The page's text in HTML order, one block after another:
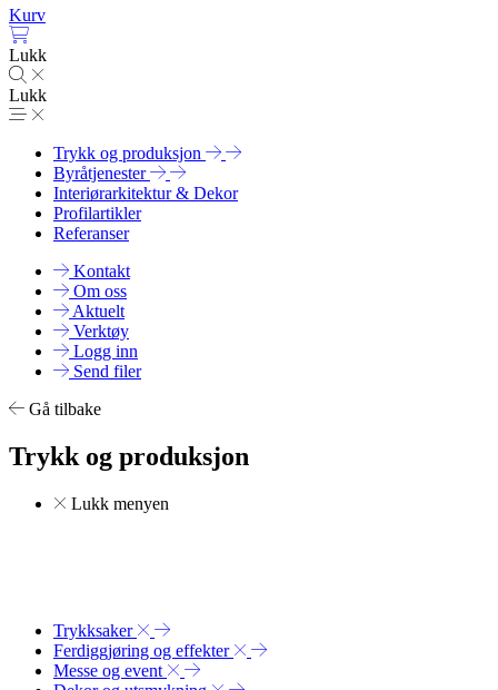
Kurv
Lukk
Lukk
Trykk og produksjon
Byråtjenester
Interiørarkitektur & Dekor
Profilartikler
Referanser
Kontakt
Om oss
Aktuelt
Verktøy
Logg inn
Send filer
Gå tilbake
Trykk og produksjon
Lukk menyen
Trykksaker
Ferdiggjøring og effekter
Messe og event